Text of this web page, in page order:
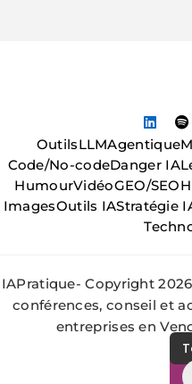
OutilsLLMAgentique
Code/No-codeDanger IA
HumourVidéoGEO/SEO
ImagesOutils IAStratégie
IAPratique- Copyright
conférences, conseil et
entreprises en